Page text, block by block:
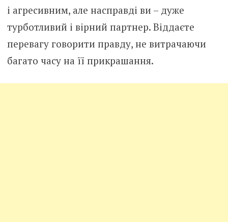
і агресивним, але насправді ви – дуже
турботливий і вірний партнер. Віддаєте
перевагу говорити правду, не витрачаючи
багато часу на її прикрашання.